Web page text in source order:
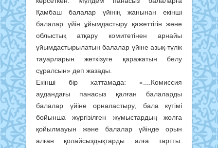
Қамбаш балалар үйінің жанынан екінші
балалар үйін ұйымдастыру қажеттігін және
облыстық атқару комитетінен арнайы
ұйымдастырылатын балалар үйіне азық-түлік
тауарларын жеткізуге қаражатын бөлу
сұралсын» деп жазады.
Екінші бір хаттамада: «....Комиссия
аудандағы панасыз қалған балаларды
балалар үйіне орналастыру, бала күтімі
бойынша жүргізілген жұмыстардың жолға
қойылмауын және балалар үйінде орын
алған қолайсыздықтарды алға тартты.